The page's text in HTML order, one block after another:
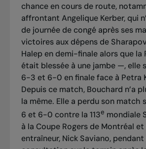
chance en cours de route,
affrontant Angelique Kerber, qui
de journée de congé après ses
victoires aux dépens de
Halep en demi-finale alors que la
était blessée à une jambe —, elle
6-3 et 6-0 en finale face à Petra
Depuis ce match, Bouchard n’a
la même. Elle a perdu son
6 et 6-0 contre la 113e mondiale
à la Coupe Rogers de Montréal
entraîneur, Nick Saviano, pendant